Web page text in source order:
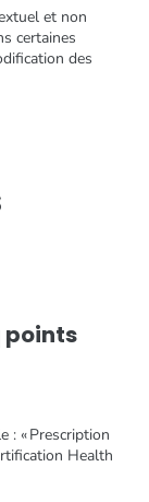
et non
certaines
des
points
: « Prescription
Health